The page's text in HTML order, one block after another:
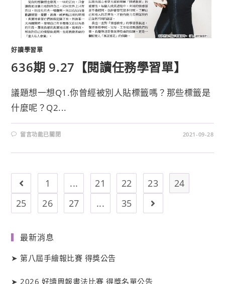
好讀學習單
636期 9.27【閱讀任務學習單】
議題想一想Q1.你曾經被別人貼標籤嗎？那些標籤是
什麼呢？Q2...
留言功能已關閉 2021-09-28
1 ... 21 22 23
24
25
26 27 ... 35
最新消息
➤第八屆手繪報比賽 得獎公告
➤2026 好讀周報書法比賽 得獎名單公告